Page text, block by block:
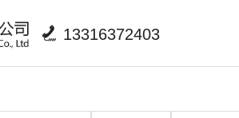
 13316372403
精益线系列 >
>